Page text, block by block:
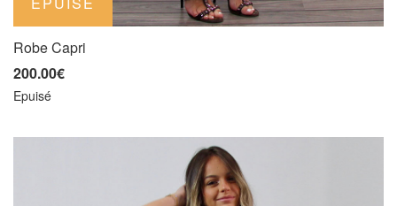
Robe Capri
200.00€
Epuisé